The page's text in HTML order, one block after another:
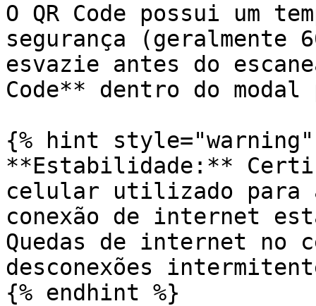
O QR Code possui um
segurança (geralmente
esvazie antes do
Code** dentro do modal
{% hint style="warning"
**Estabilidade:**
celular utilizado para a
conexão de internet
Quedas de internet no
desconexões
{% endhint %}